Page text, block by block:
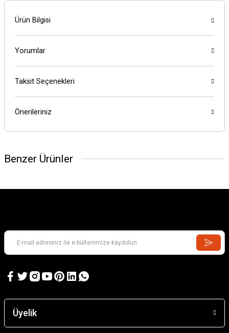
Ürün Bilgisi
Yorumlar
Taksit Seçenekleri
Önerileriniz
Benzer Ürünler
Üyelik